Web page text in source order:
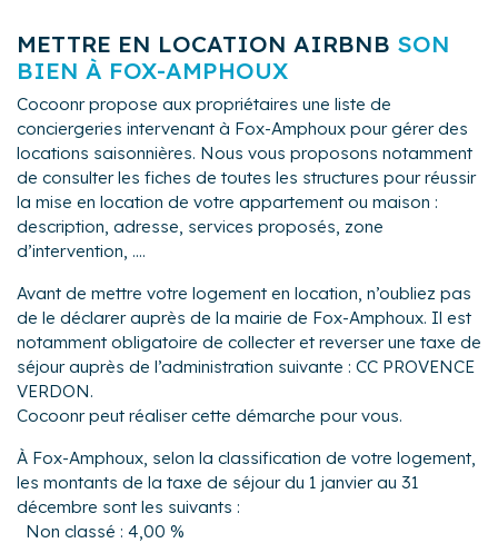
METTRE EN LOCATION AIRBNB SON
BIEN À FOX-AMPHOUX
Cocoonr propose aux propriétaires une liste de
conciergeries intervenant à Fox-Amphoux pour gérer des
locations saisonnières. Nous vous proposons notamment
de consulter les fiches de toutes les structures pour réussir
la mise en location de votre appartement ou maison :
description, adresse, services proposés, zone
d’intervention, ....
Avant de mettre votre logement en location, n’oubliez pas
de le déclarer auprès de la mairie de Fox-Amphoux. Il est
notamment obligatoire de collecter et reverser une taxe de
séjour auprès de l’administration suivante : CC PROVENCE
VERDON.
Cocoonr peut réaliser cette démarche pour vous.
À Fox-Amphoux, selon la classification de votre logement,
les montants de la taxe de séjour du 1 janvier au 31
décembre sont les suivants :
Non classé : 4,00 %